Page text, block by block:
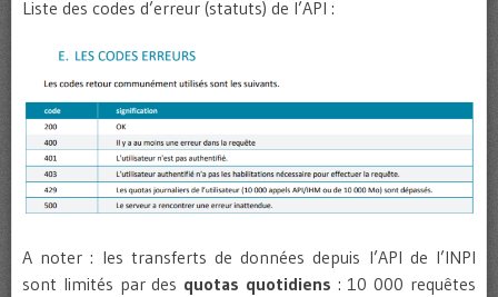
Liste des codes d’erreur (statuts) de l’API :
A noter : les transferts de données depuis l’API de l’INPI
sont limités par des quotas quotidiens : 10 000 requêtes